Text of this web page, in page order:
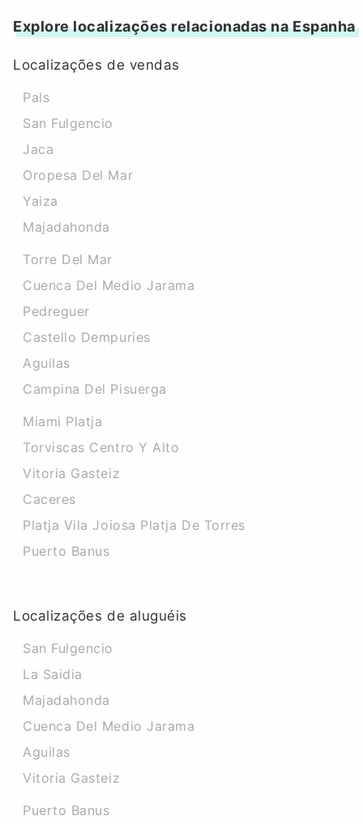
Explore localizações relacionadas na Espanha
Localizações de vendas
Pals
San Fulgencio
Jaca
Oropesa Del Mar
Yaiza
Majadahonda
Torre Del Mar
Cuenca Del Medio Jarama
Pedreguer
Castello Dempuries
Aguilas
Campina Del Pisuerga
Miami Platja
Torviscas Centro Y Alto
Vitoria Gasteiz
Caceres
Platja Vila Joiosa Platja De Torres
Puerto Banus
Localizações de aluguéis
San Fulgencio
La Saidia
Majadahonda
Cuenca Del Medio Jarama
Aguilas
Vitoria Gasteiz
Puerto Banus